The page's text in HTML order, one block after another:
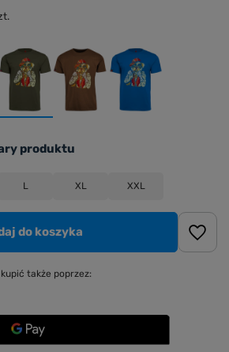
L XL XXL
produktu
do koszyka
kupić także poprzez: